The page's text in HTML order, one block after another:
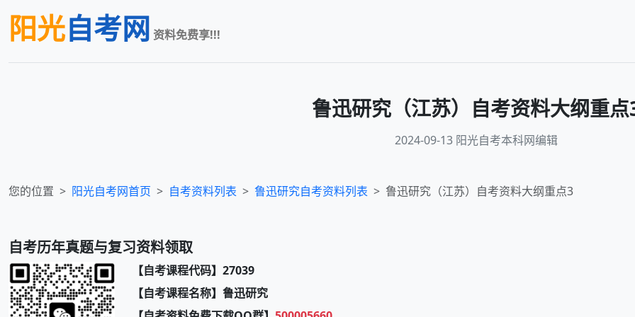
阳光自考网 资料免费享!!!
鲁迅研究（江苏）自考资料大纲重点
2024-09-13 阳光自考本科网编辑
您的位置 阳光自考网首页 自考资料列表 鲁迅研究自考资料列表 鲁迅研究（江苏）自考资料大纲重点3
自考历年真题与复习资料领取
【自考课程代码】27039
【自考课程名称】鲁迅研究